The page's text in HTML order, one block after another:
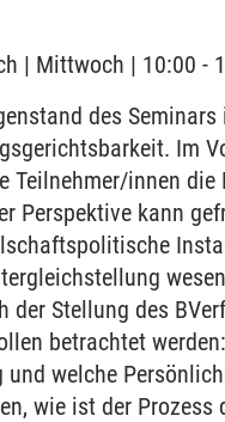
| Mittwoch | 10:00 -
des
Im
Teilnehmer/innen
Perspektive kann
der Stellung des
betrachtet
und welche
wie ist der